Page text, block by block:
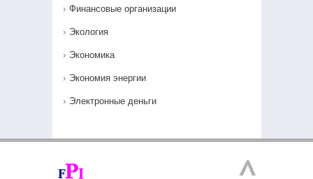
Финансовые организации
Экология
Экономика
Экономия энергии
Электронные деньги